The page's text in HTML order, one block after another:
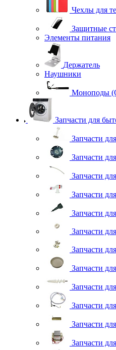
Чехлы для
Защитные
Элементы питания
Держатель
Наушники
Моноподы
Запчасти для
Запчасти
Запчасти
Запчасти
Запчасти
Запчасти
Запчасти
Запчасти
Запчасти
Запчасти
Запчасти
Запчасти
Запчасти